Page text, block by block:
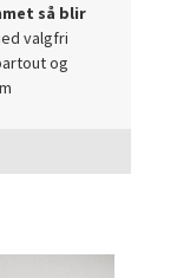
så blir
valgfri
og